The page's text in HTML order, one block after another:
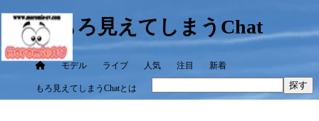
もろ見えてしまうChat
モデル ライブ 人気 注目 新着
もろ見えてしまうChatとは 探す